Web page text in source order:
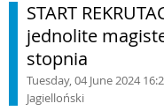
START
jednolite
stopnia
Tuesday, 04 June 2024
Jagielloński